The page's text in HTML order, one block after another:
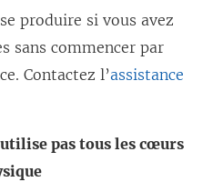
n
ê
)
produire si vous avez
sans commencer par
Contactez l’assistance
pas tous les cœurs